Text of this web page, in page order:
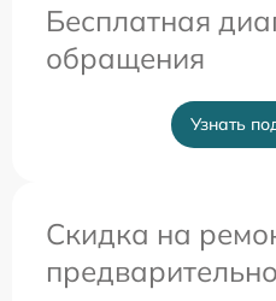
Бесплатная
обращения
Узнать
Скидка на